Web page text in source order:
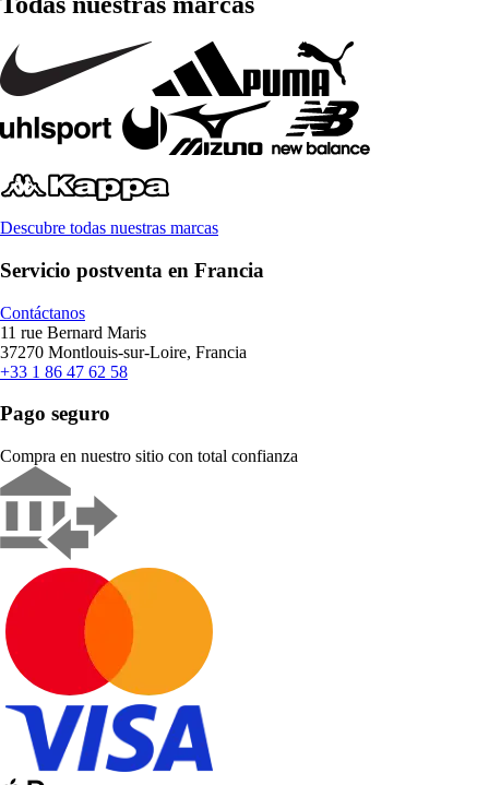
Descubre todas nuestras marcas
Servicio postventa en Francia
Contáctanos
11 rue Bernard Maris
37270 Montlouis-sur-Loire, Francia
+33 1 86 47 62 58
Pago seguro
Compra en nuestro sitio con total confianza